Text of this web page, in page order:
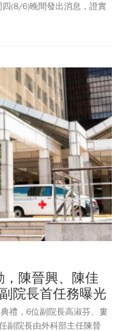
(8/6)晚間發出消息，證實
播與粉絲互動，卻在2天後
猜測是否有健康問題。體
金會網站指出，臨床上通
定義為異常體重減輕。若伴
，就要提高警覺。而精神
10%的成因，尤其以憂鬱
原因，癌症所引起約占
若無故快速變瘦，特別要
減輕(半年內超過5%)。合併
腹水、持續發燒、觸診發
病史等。
，陳晉興、陳佳
院長首任務曝光
禮，6位副院長高淑芬、婁
副院長由外科部主任陳晉